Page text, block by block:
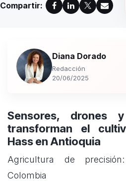
Compartir:
Diana Dorado
Redacción
20/06/2025
Sensores, drones
transforman el
Hass en Antioquia
Agricultura de
Colombia